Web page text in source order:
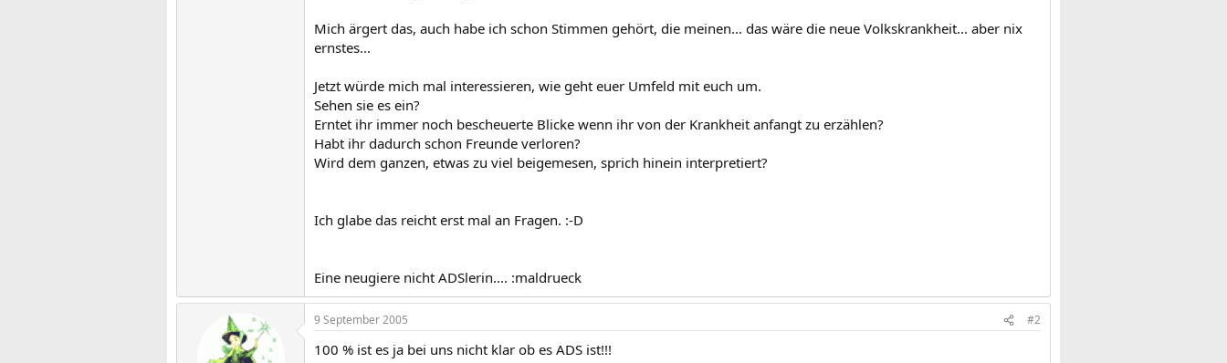
Mich ärgert das, auch habe ich schon Stimmen gehört, die meinen... das wäre die neue Volkskrankheit... aber nix
ernstes...
Jetzt würde mich mal interessieren, wie geht euer Umfeld mit euch um.
Sehen sie es ein?
Erntet ihr immer noch bescheuerte Blicke wenn ihr von der Krankheit anfangt zu erzählen?
Habt ihr dadurch schon Freunde verloren?
Wird dem ganzen, etwas zu viel beigemesen, sprich hinein interpretiert?
Ich glabe das reicht erst mal an Fragen. :-D
Eine neugiere nicht ADSlerin.... :maldrueck
9 September 2005 #2
100 % ist es ja bei uns nicht klar ob es ADS ist!!!